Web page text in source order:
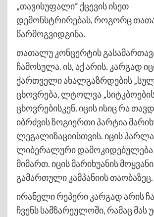
„თავისუფალი“ ქცევის ისეთ
დემონსტრირებას, როგორც
წარმოგვიდგინა.
თათალუ კონცერტის
ჩამოსულა. ის, აქ არის. კარგად
ქართველი ახალგაზრდების
ცხოვრება, ლტოლვა
ცხოვრებისკენ. იცის ისიც რა
იბრძვის ზოგიერთი პარტია
ლეგალიზაციისთვის. იცის
ლიბერალური დამოკიდებულება
მიმართ. იცის მარიხუანის
გამართული კამპანიის თაობაზეც.
ირანელი რეპერი კარგად არის
ჩვენს სამზარეულოში, რამაც მას